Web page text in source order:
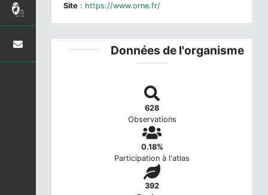
Site : https://www.orne.fr/
Données de l'organisme
628
Observations
0.18%
Participation à l'atlas
392